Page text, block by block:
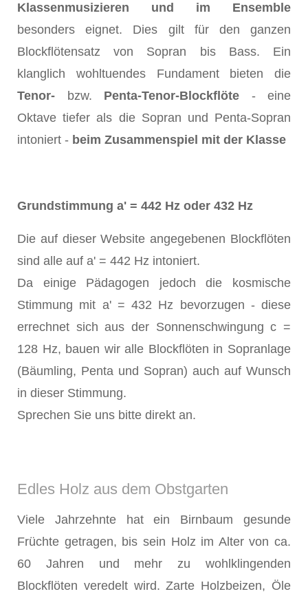
Klassenmusizieren und im Ensemble
besonders eignet. Dies gilt für den ganzen
Blockflötensatz von Sopran bis Bass. Ein
klanglich wohltuendes Fundament bieten die
Tenor- bzw. Penta-Tenor-Blockflöte - eine
Oktave tiefer als die Sopran und Penta-Sopran
intoniert - beim Zusammenspiel mit der Klasse
Grundstimmung a' = 442 Hz oder 432 Hz
Die auf dieser Website angegebenen Blockflöten
sind alle auf a' = 442 Hz intoniert.
Da einige Pädagogen jedoch die kosmische
Stimmung mit a' = 432 Hz bevorzugen - diese
errechnet sich aus der Sonnenschwingung c =
128 Hz, bauen wir alle Blockflöten in Sopranlage
(Bäumling, Penta und Sopran) auch auf Wunsch
in dieser Stimmung.
Sprechen Sie uns bitte direkt an.
Edles Holz aus dem Obstgarten
Viele Jahrzehnte hat ein Birnbaum gesunde
Früchte getragen, bis sein Holz im Alter von ca.
60 Jahren und mehr zu wohlklingenden
Blockflöten veredelt wird. Zarte Holzbeizen, Öle